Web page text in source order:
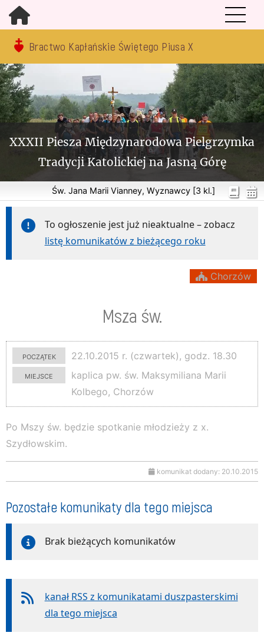
Bractwo Kapłańskie Świętego Piusa X
XXXII Piesza Międzynarodowa Pielgrzymka
Tradycji Katolickiej na Jasną Górę
Św. Jana Marii Vianney, Wyznawcy [3 kl.]
To ogłoszenie jest już nieaktualne – zobacz
listę komunikatów z bieżącego roku
Chorzów
Msza św.
początek
22.10.2015 r. (czwartek), godz. 18.30
miejsce
kaplica pw. św. Maksymiliana Marii
Kolbego, Chorzów
Po Mszy św. będzie spotkanie młodzieży z x.
Szydłowskim.
komunikat dodany: 20.10.2015
Pozostałe komunikaty dla tego miejsca
Brak bieżących komunikatów
kanał RSS z komunikatami duszpasterskimi
dla tego miejsca